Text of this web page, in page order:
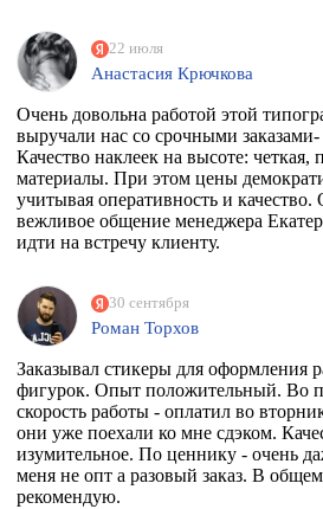
22 июля
Анастасия Крючкова
Очень довольна работой этой
выручали нас со срочными заказами-
Качество наклеек на высоте: четкая,
материалы. При этом цены
учитывая оперативность и качество.
вежливое общение менеджера
идти на встречу клиенту.
30 сентября
Роман Торхов
Заказывал стикеры для оформления
фигурок. Опыт положительный. Во
скорость работы - оплатил во
они уже поехали ко мне сдэком.
изумительное. По ценнику - очень
меня не опт а разовый заказ. В
рекомендую.